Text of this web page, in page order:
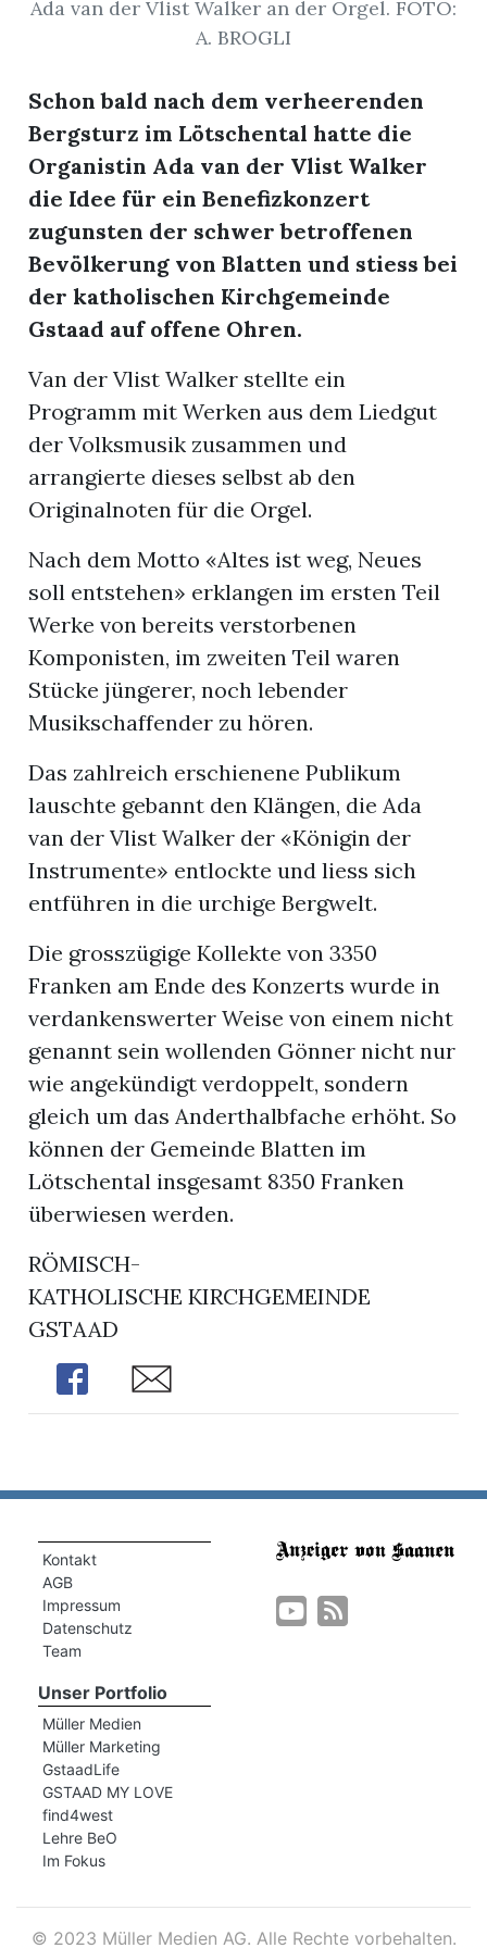
Ada van der Vlist Walker an der Orgel. FOTO:
A. BROGLI
Schon bald nach dem verheerenden
Bergsturz im Lötschental hatte die
Organistin Ada van der Vlist Walker
die Idee für ein Benefizkonzert
zugunsten der schwer betroffenen
Bevölkerung von Blatten und stiess bei
der katholischen Kirchgemeinde
Gstaad auf offene Ohren.
Van der Vlist Walker stellte ein
Programm mit Werken aus dem Liedgut
der Volksmusik zusammen und
arrangierte dieses selbst ab den
Originalnoten für die Orgel.
Nach dem Motto «Altes ist weg, Neues
soll entstehen» erklangen im ersten Teil
Werke von bereits verstorbenen
Komponisten, im zweiten Teil waren
Stücke jüngerer, noch lebender
Musikschaffender zu hören.
Das zahlreich erschienene Publikum
lauschte gebannt den Klängen, die Ada
van der Vlist Walker der «Königin der
Instrumente» entlockte und liess sich
entführen in die urchige Bergwelt.
Die grosszügige Kollekte von 3350
Franken am Ende des Konzerts wurde in
verdankenswerter Weise von einem nicht
genannt sein wollenden Gönner nicht nur
wie angekündigt verdoppelt, sondern
gleich um das Anderthalbfache erhöht. So
können der Gemeinde Blatten im
Lötschental insgesamt 8350 Franken
überwiesen werden.
RÖMISCH-
KATHOLISCHE KIRCHGEMEINDE
GSTAAD
Share
Share
Kontakt
AGB
Impressum
Datenschutz
Team
Unser Portfolio
Müller Medien
Müller Marketing
GstaadLife
GSTAAD MY LOVE
find4west
Lehre BeO
Im Fokus
© 2023 Müller Medien AG. Alle Rechte vorbehalten.